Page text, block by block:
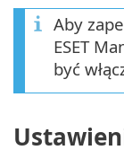
Aby
ESET
być